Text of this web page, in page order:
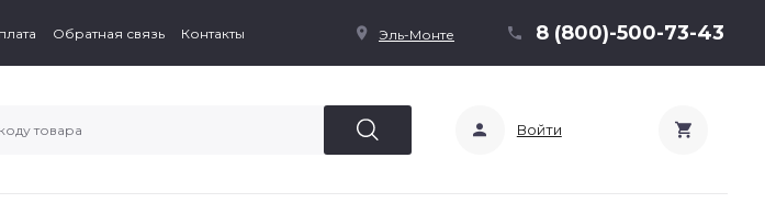
Обратная связь Контакты Эль-Монте 8 (800)-500-73-43
Войти